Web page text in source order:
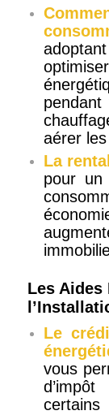
aérer
La
pour un
Les
Le
vous